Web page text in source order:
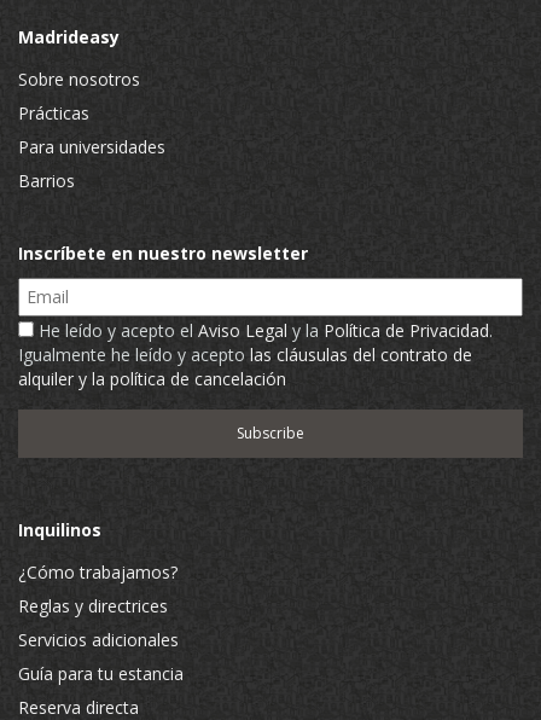
Madrideasy
Sobre nosotros
Prácticas
Para universidades
Barrios
Inscríbete en nuestro newsletter
Email
He leído y acepto el Aviso Legal y la Política de Privacidad.
Igualmente he leído y acepto las cláusulas del contrato de
alquiler y la política de cancelación
Inquilinos
¿Cómo trabajamos?
Reglas y directrices
Servicios adicionales
Guía para tu estancia
Reserva directa